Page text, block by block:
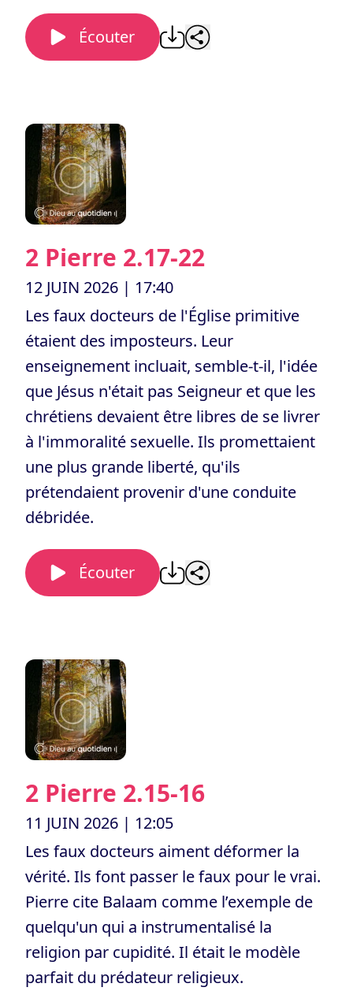
Écouter
2 Pierre 2.17-22
12 JUIN 2026 | 17:40
Les faux docteurs de l'Église primitive
étaient des imposteurs. Leur
enseignement incluait, semble-t-il, l'idée
que Jésus n'était pas Seigneur et que les
chrétiens devaient être libres de se livrer
à l'immoralité sexuelle. Ils promettaient
une plus grande liberté, qu'ils
prétendaient provenir d'une conduite
débridée.
Écouter
2 Pierre 2.15-16
11 JUIN 2026 | 12:05
Les faux docteurs aiment déformer la
vérité. Ils font passer le faux pour le vrai.
Pierre cite Balaam comme l’exemple de
quelqu'un qui a instrumentalisé la
religion par cupidité. Il était le modèle
parfait du prédateur religieux.